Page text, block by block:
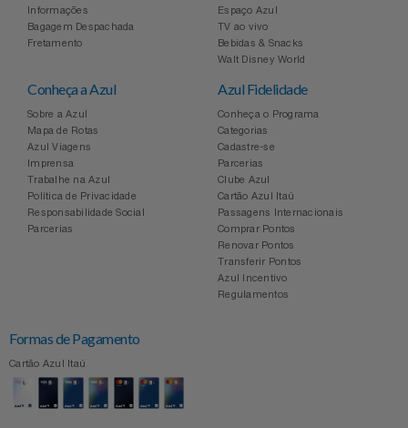
Informações
Bagagem Despachada
Fretamento
Espaço Azul
TV ao vivo
Bebidas & Snacks
Walt Disney World
Conheça a Azul
Sobre a Azul
Mapa de Rotas
Azul Viagens
Imprensa
Trabalhe na Azul
Política de Privacidade
Responsabilidade Social
Parcerias
Azul Fidelidade
Conheça o Programa
Categorias
Cadastre-se
Parcerias
Clube Azul
Cartão Azul Itaú
Passagens Internacionais
Comprar Pontos
Renovar Pontos
Transferir Pontos
Azul Incentivo
Regulamentos
Formas de Pagamento
Cartão Azul Itaú